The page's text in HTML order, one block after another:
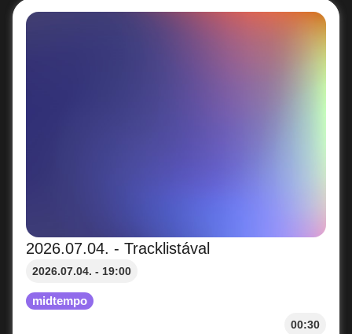
2026.07.04. - Tracklistával
2026.07.04. - 19:00
midtempo
00:30